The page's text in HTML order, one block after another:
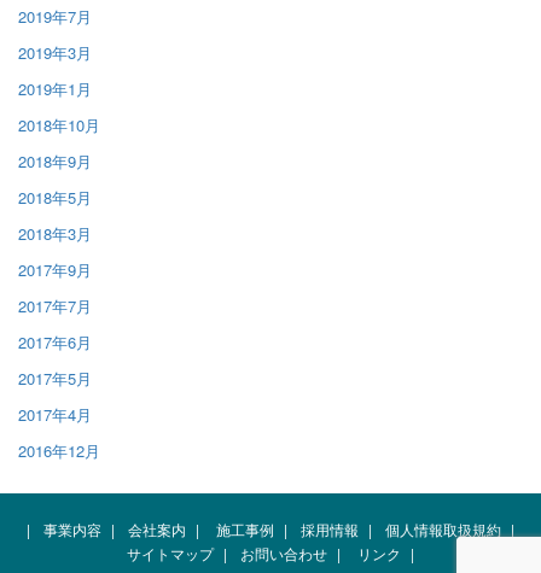
2019年7月
2019年3月
2019年1月
2018年10月
2018年9月
2018年5月
2018年3月
2017年9月
2017年7月
2017年6月
2017年5月
2017年4月
2016年12月
| 事業内容 | 会社案内 | 施工事例 | 採用情報 | 個人情報取扱規約 |
サイトマップ | お問い合わせ | リンク |